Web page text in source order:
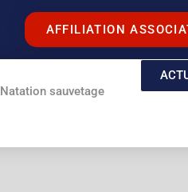
AFFILIATION
Natation sauvetage